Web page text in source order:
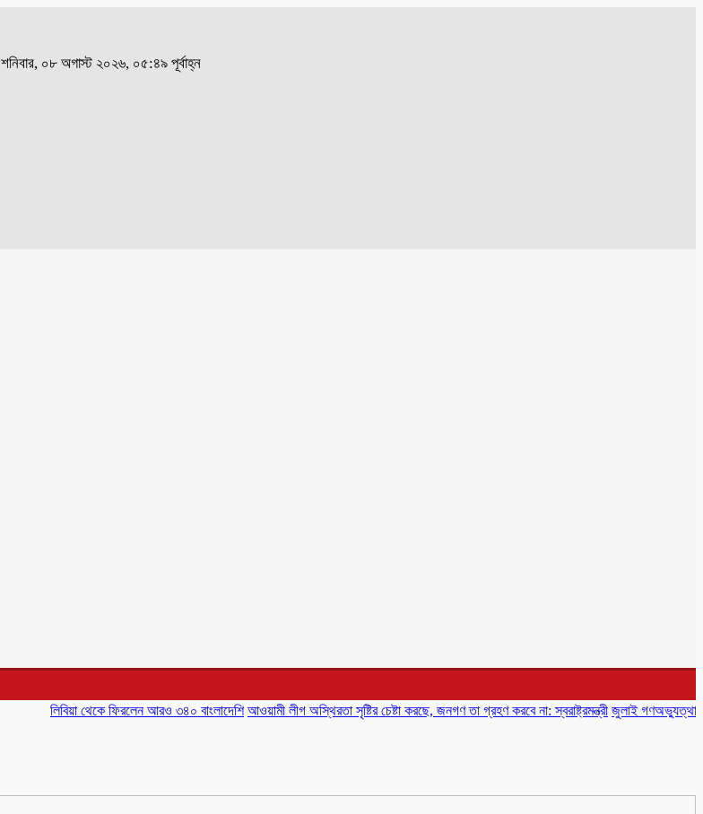
শনিবার, ০৮ অগাস্ট ২০২৬, ০৫:৪৯ পূর্বাহ্ন
লিবিয়া থেকে ফিরলেন আরও ৩৪০ বাংলাদেশি আওয়ামী লীগ অস্থিরতা সৃষ্টির চেষ্টা করছে, জনগণ তা গ্রহণ করবে না: স্বরাষ্ট্রমন্ত্রী জুলাই গণঅভ্যুত্থান স্মৃতি